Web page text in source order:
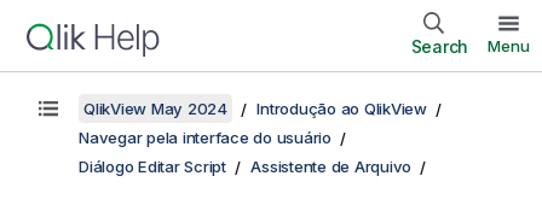
Search Menu
QlikView May 2024
Introdução ao QlikView
Navegar pela interface do usuário
Diálogo Editar Script
Assistente de Arquivo